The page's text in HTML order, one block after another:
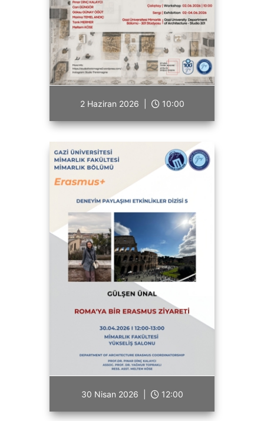
2 Haziran 2026 | 10:00
30 Nisan 2026 | 12:00